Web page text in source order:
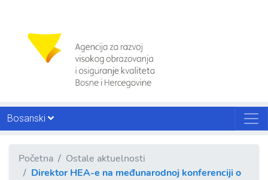
Bosanski
Početna
Ostale aktuelnosti
Direktor HEA-e na međunarodnoj konferenciji o